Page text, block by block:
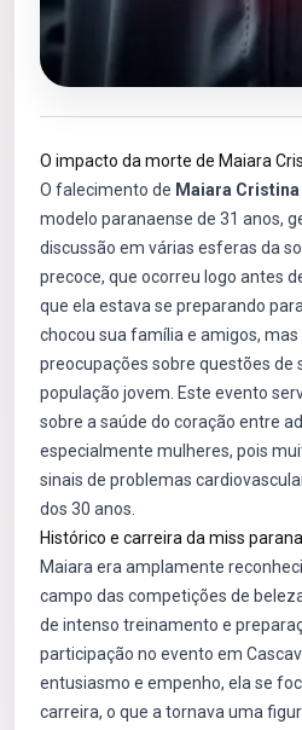
O impacto da morte de Maiara
O falecimento de Maiara
modelo paranaense de 31 anos,
discussão em várias esferas da
precoce, que ocorreu logo antes
que ela estava se preparando
chocou sua família e amigos,
preocupações sobre questões de
população jovem. Este evento
sobre a saúde do coração entre
especialmente mulheres, pois
sinais de problemas
dos 30 anos.
Histórico e carreira da miss
Maiara era amplamente
campo das competições de
de intenso treinamento e
participação no evento em
entusiasmo e empenho, ela se
carreira, o que a tornava uma